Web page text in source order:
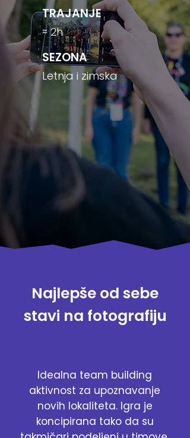
TRAJANJE
≈ 2h
SEZONA
Letnja i zimska
Najlepše od sebe
stavi na fotografiju
Idealna team building
aktivnost za upoznavanje
novih lokaliteta. Igra je
koncipirana tako da su